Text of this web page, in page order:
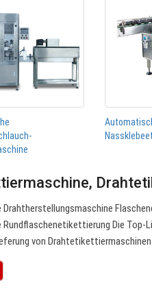
Die Top-
von Drahtetikettiermaschinen